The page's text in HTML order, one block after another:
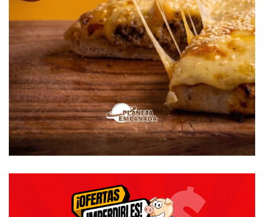
Lauquen, General Pico y Macachín, fue de 3800 kg/ha para
el cultivo de trigo, mientras que la cebada rindió 4400
kg/ha. Ambos cereales presentaron una condición general
muy buena a excelente, aunque se pudieron observar
lotes afectados por granizo en la zona de Quemú Quemú.
Las elevadas precipitaciones registradas durante el fin del
ciclo de los cultivos invernales favorecieron el desarrollo
de enfermedades como roya, mancha amarilla y fusarium
sobre el cultivo de trigo. En cebada mancha en red,
fueron las enfermedades encontradas. Para atenuar su
impacto, en muchos lotes se realizaron los controles
correspondientes. En cuanto a las plagas ambos.